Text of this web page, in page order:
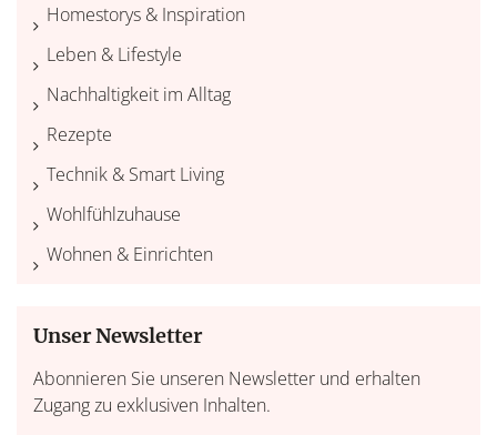
Homestorys & Inspiration
Leben & Lifestyle
Nachhaltigkeit im Alltag
Rezepte
Technik & Smart Living
Wohlfühlzuhause
Wohnen & Einrichten
Unser Newsletter
Abonnieren Sie unseren Newsletter und erhalten
Zugang zu exklusiven Inhalten.